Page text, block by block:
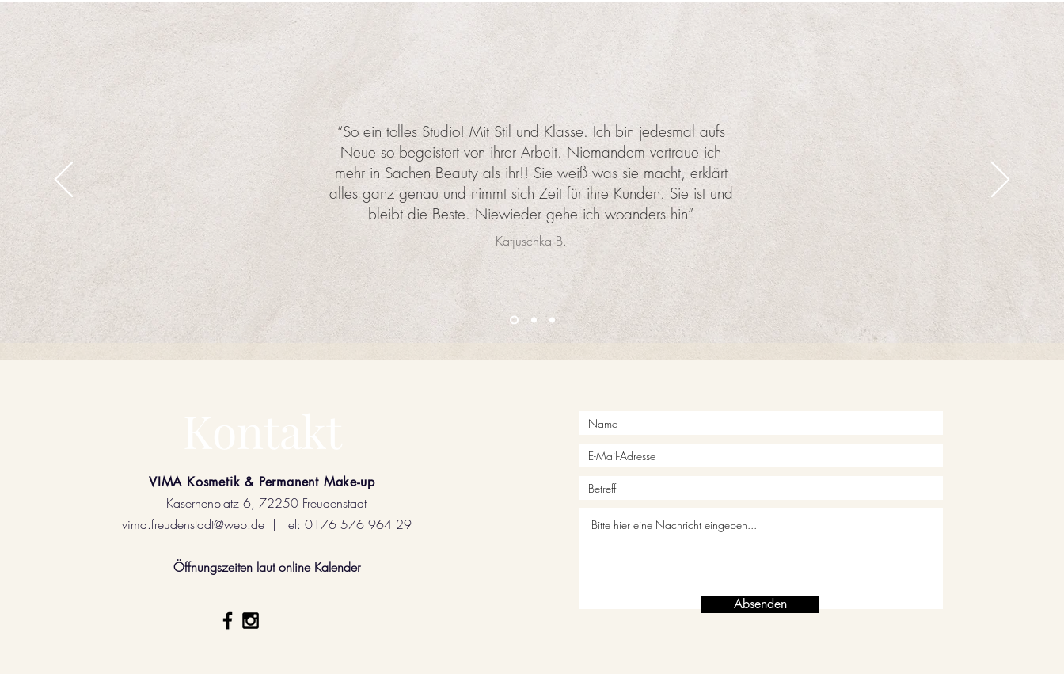
“So ein tolles Studio! Mit Stil und Klasse. Ich bin jedesmal aufs
Neue so begeistert von ihrer Arbeit. Niemandem vertraue ich
mehr in Sachen Beauty als ihr!! Sie weiß was sie macht, erklärt
alles ganz genau und nimmt sich Zeit für ihre Kunden. Sie ist und
bleibt die Beste. Niewieder gehe ich woanders hin”
Katjuschka B.
VIMA Kosmetik & Permanent Make-up
Kasernenplatz 6, 72250 Freudenstadt
vima.freudenstadt@web.de| Tel: 0176 576 964 29
Öffnungszeiten laut online Kalender
Absenden